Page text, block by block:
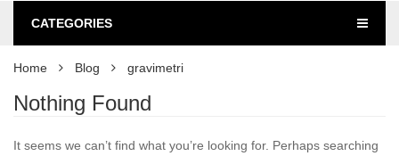
CATEGORIES
Home Blog gravimetri
Nothing Found
It seems we can’t find what you’re looking for. Perhaps searching